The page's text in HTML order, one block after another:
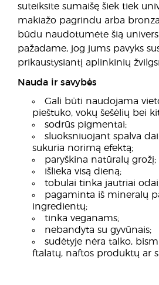
suteiksite sumaišę šiek tiek
makiažo pagrindu arba
būdu naudotumėte šią
pažadame, jog jums pavyks
prikaustysiantį aplinkinių
Nauda ir savybės
Gali būti naudojama
pieštuko, vokų šešėlių bei
sodrūs pigmentai;
sluoksniuojant spalva
sukuria norimą efektą;
paryškina natūralų grožį;
išlieka visą dieną;
tobulai tinka jautriai
pagaminta iš mineralų
ingredientų;
tinka veganams;
nebandyta su gyvūnais;
sudėtyje nėra talko,
ftalatų, naftos produktų ar